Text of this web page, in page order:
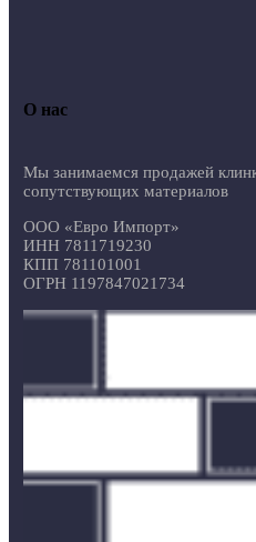
О нас
Мы занимаемся продажей
сопутствующих материалов
ООО «Евро Импорт»
ИНН 7811719230
КПП 781101001
ОГРН 1197847021734